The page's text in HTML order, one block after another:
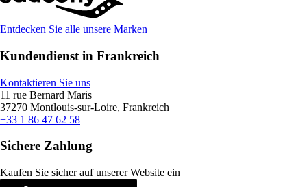
Entdecken Sie alle unsere Marken
Kundendienst in Frankreich
Kontaktieren Sie uns
11 rue Bernard Maris
37270 Montlouis-sur-Loire, Frankreich
+33 1 86 47 62 58
Sichere Zahlung
Kaufen Sie sicher auf unserer Website ein